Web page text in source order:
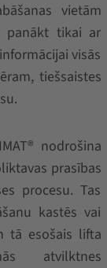
vietām
panākt tikai ar
visās
tiešsaistes
nodrošina
prasības
procesu. Tas
kastēs vai
tā esošais lifta
atvilktnes